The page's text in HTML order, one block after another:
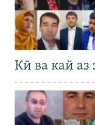
Кӣ ва кай аз